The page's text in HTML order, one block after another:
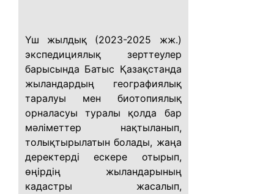
Үш жылдық (2023-2025 жж.)
экспедициялық зерттеулер
барысында Батыс Қазақстанда
жыландардың географиялық
таралуы мен биотопиялық
орналасуы туралы қолда бар
мәліметтер нақтыланып,
толықтырылатын болады, жаңа
деректерді ескере отырып,
өңірдің жыландарының
кадастры жасалып,